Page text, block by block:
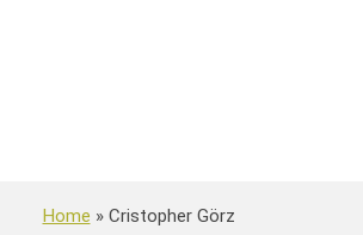
Home » Cristopher Görz